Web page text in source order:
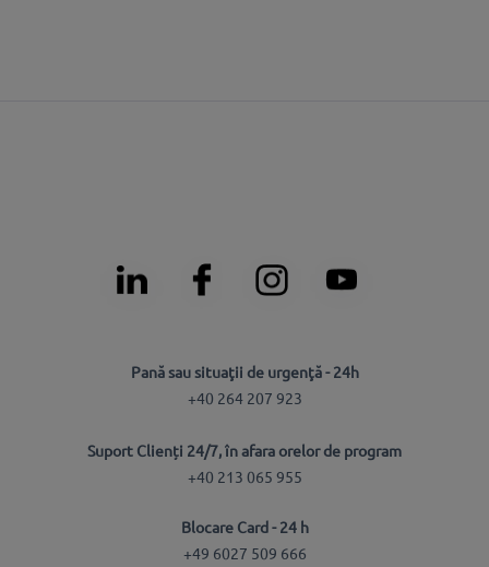
Pană sau situaţii de urgenţă - 24h
+40 264 207 923
Suport Clienți 24/7, în afara orelor de program
+40 213 065 955
Blocare Card - 24 h
+49 6027 509 666